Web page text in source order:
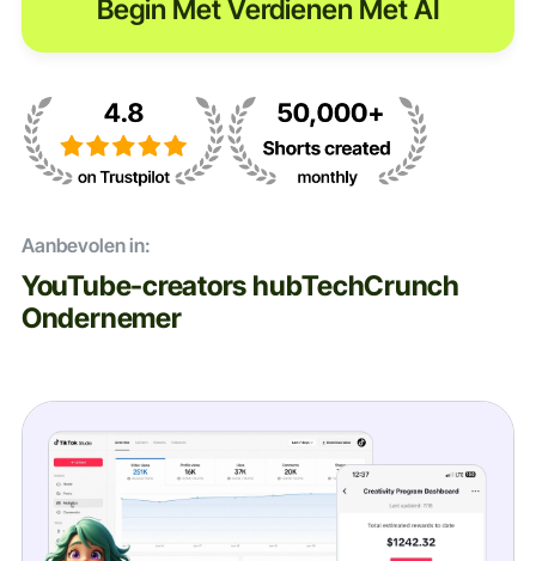
Begin Met Verdienen Met AI
Aanbevolen in:
YouTube-creators hubTechCrunch
Ondernemer